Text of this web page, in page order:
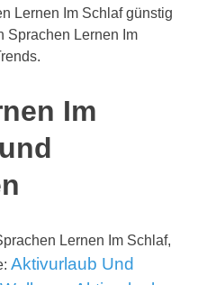
Lernen Im Schlaf günstig
Sprachen Lernen Im
Im
Lernen Im Schlaf,
Aktivurlaub Und